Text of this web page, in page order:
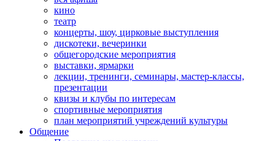
кино
театр
концерты, шоу, цирковые выступления
дискотеки, вечеринки
общегородские мероприятия
выставки, ярмарки
лекции, тренинги, семинары, мастер-классы,
презентации
квизы и клубы по интересам
спортивные мероприятия
план мероприятий учреждений культуры
Общение